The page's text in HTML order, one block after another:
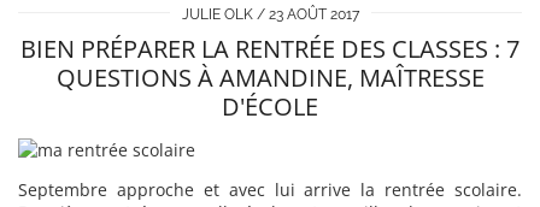
JULIE OLK 23 AOÛT 2017
BIEN PRÉPARER LA RENTRÉE DES CLASSES : 7
QUESTIONS À AMANDINE, MAÎTRESSE
D'ÉCOLE
Septembre approche et avec lui arrive la rentrée scolaire.